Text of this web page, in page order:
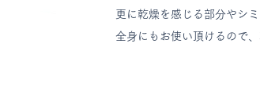
更に乾燥を感じる部分やシ
全身にもお使い頂けるので